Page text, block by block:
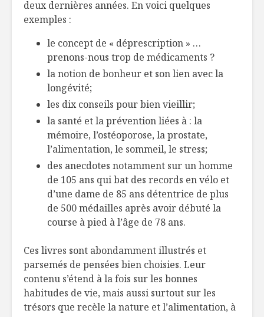
deux dernières années. En voici quelques
exemples :
le concept de « déprescription » …
prenons-nous trop de médicaments ?
la notion de bonheur et son lien avec la
longévité;
les dix conseils pour bien vieillir;
la santé et la prévention liées à : la
mémoire, l’ostéoporose, la prostate,
l’alimentation, le sommeil, le stress;
des anecdotes notamment sur un homme
de 105 ans qui bat des records en vélo et
d’une dame de 85 ans détentrice de plus
de 500 médailles après avoir débuté la
course à pied à l’âge de 78 ans.
Ces livres sont abondamment illustrés et
parsemés de pensées bien choisies. Leur
contenu s’étend à la fois sur les bonnes
habitudes de vie, mais aussi surtout sur les
trésors que recèle la nature et l’alimentation, à